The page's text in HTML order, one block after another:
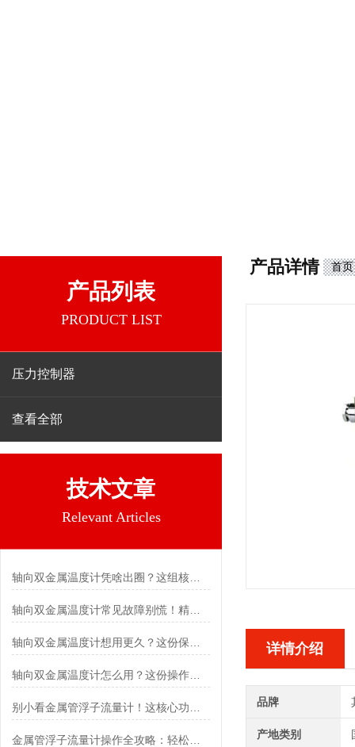
产品列表
PRODUCT LIST
压力控制器
查看全部
技术文章
Relevant Articles
轴向双金属温度计凭啥出圈？这组核心特点给出了答案
轴向双金属温度计常见故障别慌！精准定位，轻松搞定难题
轴向双金属温度计怎么用？这份操作指南，新手也能快速拿捏！
金属管浮子流量计操作全攻略：轻松拿捏，精准掌控每一步！
产品详情 首页
详情介绍
品牌
产地类别